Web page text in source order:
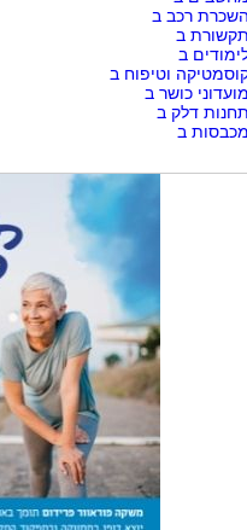
רכב ב
ב
ב
וטיפוח ב
כושר ב
דלק ב
ב